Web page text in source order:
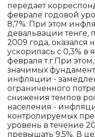
передает
феврале годовой
8,7%. При этом
девальвации тенге,
2009 года,
ускорилась с 0,3% в
февраля т.г.При этом,
значимых
инфляции -
ограниченного
снижения темпов
населения -
контролируемых
уровень в течение
превышать 9,5%. В